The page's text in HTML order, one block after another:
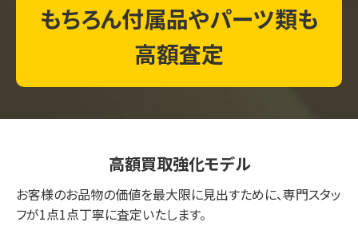
もちろん付属品やパーツ類も
高額査定
高額買取強化モデル
お客様のお品物の価値を最大限に見出すために、専門スタッ
フが1点1点丁寧に査定いたします。